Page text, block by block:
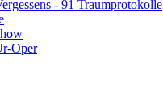
- 91 Traumprotokolle
Oper